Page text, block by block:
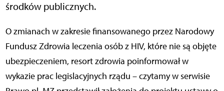
środków publicznych.
O zmianach w zakresie finansowanego przez Narodowy
Fundusz Zdrowia leczenia osób z HIV, które nie są objęte
ubezpieczeniem, resort zdrowia poinformował w
wykazie prac legislacyjnych rządu – czytamy w serwisie